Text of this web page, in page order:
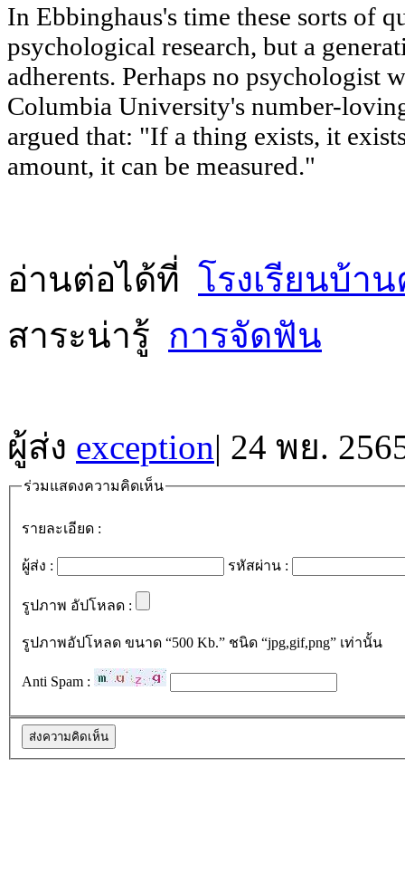
In Ebbinghaus's time these sorts of
psychological research, but a
adherents. Perhaps no psychologist
Columbia University's number-
argued that: "If a thing exists, it
amount, it can be measured."
อ่านต่อได้ที่ โรงเรียนบ้า
สาระน่ารู้ การจัดฟัน
ผู้ส่ง exception| 24 พย.
ร่วมแสดงความคิดเห็น
รายละเอียด :
ผู้ส่ง : รหัสผ่าน :
รูปภาพ อัปโหลด :
รูปภาพอัปโหลด ขนาด “500 Kb.” ชนิด “jpg,gif,png” เท่านั้น
Anti Spam :